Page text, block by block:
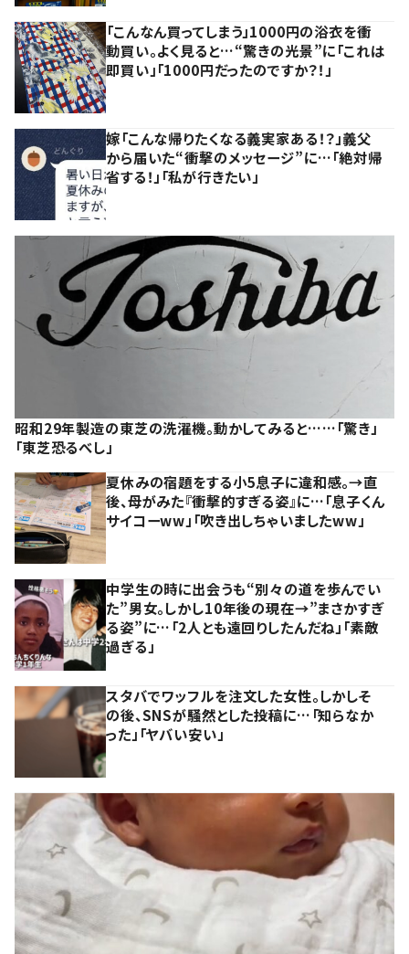
「こんなん買ってしまう」1000円の浴衣を衝
動買い。よく見ると…“驚きの光景”に「これは
即買い」「1000円だったのですか？！」
嫁「こんな帰りたくなる義実家ある！？」義父
から届いた“衝撃のメッセージ”に…「絶対帰
省する！」「私が行きたい」
昭和29年製造の東芝の洗濯機。動かしてみると……「驚き」
「東芝恐るべし」
夏休みの宿題をする小5息子に違和感。→直
後、母がみた『衝撃的すぎる姿』に…「息子くん
サイコーww」「吹き出しちゃいましたww」
中学生の時に出会うも“別々の道を歩んでい
た”男女。しかし10年後の現在→”まさかすぎ
る姿”に…「2人とも遠回りしたんだね」「素敵
過ぎる」
スタバでワッフルを注文した女性。しかしそ
の後、SNSが騒然とした投稿に…「知らなか
った」「ヤバい安い」